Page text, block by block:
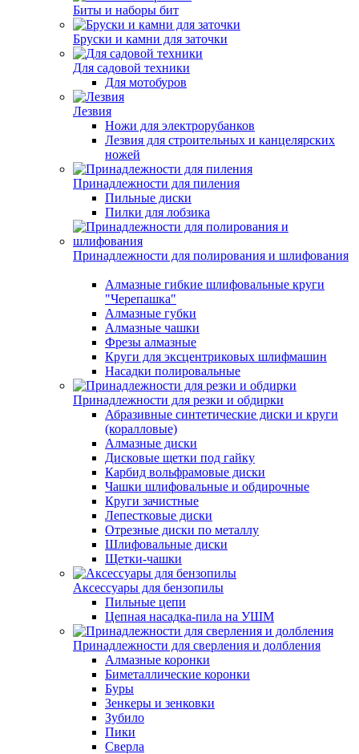
Биты и наборы бит
Бруски и камни для заточки
Для садовой техники
Для мотобуров
Лезвия
Ножи для электрорубанков
Лезвия для строительных и канцелярских
ножей
Принадлежности для пиления
Пильные диски
Пилки для лобзика
Принадлежности для полирования и шлифования
Алмазные гибкие шлифовальные круги
"Черепашка"
Алмазные губки
Алмазные чашки
Фрезы алмазные
Круги для эксцентриковых шлифмашин
Насадки полировальные
Принадлежности для резки и обдирки
Абразивные синтетические диски и круги
(коралловые)
Алмазные диски
Дисковые щетки под гайку
Карбид вольфрамовые диски
Чашки шлифовальные и обдирочные
Круги зачистные
Лепестковые диски
Отрезные диски по металлу
Шлифовальные диски
Щетки-чашки
Аксессуары для бензопилы
Пильные цепи
Цепная насадка-пила на УШМ
Принадлежности для сверления и долбления
Алмазные коронки
Биметаллические коронки
Буры
Зенкеры и зенковки
Зубило
Пики
Сверла